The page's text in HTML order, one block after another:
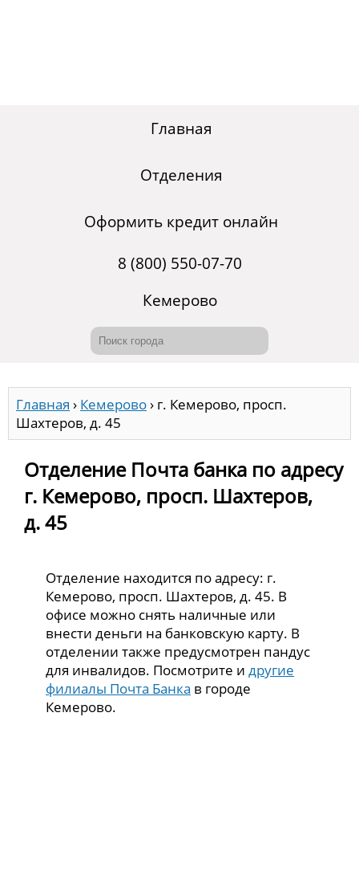
Главная
Отделения
Оформить кредит онлайн
8 (800) 550-07-70
Кемерово
Главная › Кемерово› г. Кемерово, просп.
Шахтеров, д. 45
Отделение Почта банка по адресу
г. Кемерово, просп. Шахтеров,
д. 45
Отделение находится по адресу: г.
Кемерово, просп. Шахтеров, д. 45. В
офисе можно снять наличные или
внести деньги на банковскую карту. В
отделении также предусмотрен пандус
для инвалидов. Посмотрите идругие
филиалы Почта Банка в городе
Кемерово.